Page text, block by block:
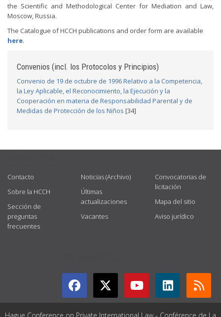
the Scientific and Methodological Center for Mediation and Law,
Moscow, Russia.
The Catalogue of HCCH publications and order form are available
here.
Convenios (incl. los Protocolos y Principios)
Convenio de 19 de octubre de 1996 Relativo a la Competencia,
la Ley Aplicable, el Reconocimiento, la Ejecución y la
Cooperación en materia de Responsabilidad Parental y de
Medidas de Protección de los Niños [34]
Contacto
Sobre la HCCH
Sección de
preguntas
frecuentes
Noticias (Archivo)
Últimas
actualizaciones
Vacantes
Convocatorias de
licitación
Mapa del sitio
Aviso jurídico